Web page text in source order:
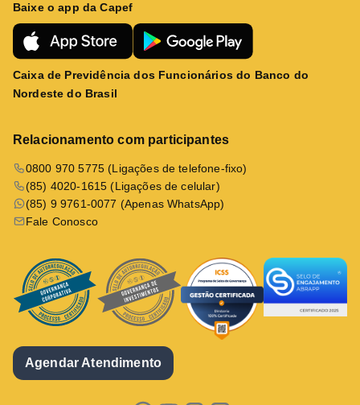
Baixe o app da Capef
Caixa de Previdência dos Funcionários do Banco do
Nordeste do Brasil
Relacionamento com participantes
0800 970 5775 (Ligações de telefone-fixo)
(85) 4020-1615 (Ligações de celular)
(85) 9 9761-0077 (Apenas WhatsApp)
Fale Conosco
Agendar Atendimento